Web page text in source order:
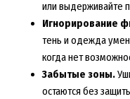
или выдерживайте
Игнорирование
тень и одежда
когда нет
Забытые зоны.
остаются без